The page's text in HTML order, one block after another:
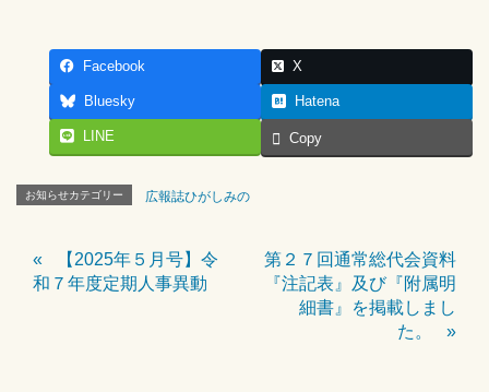
Facebook X
Bluesky Hatena
LINE Copy
お知らせカテゴリー 広報誌ひがしみの
【2025年５月号】令
和７年度定期人事異動
第２７回通常総代会資料
『注記表』及び『附属明
細書』を掲載しまし
た。